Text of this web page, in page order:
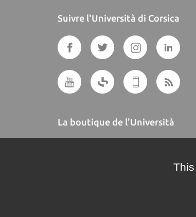
Suivre l'Università di Corsica
La boutique de l'Università